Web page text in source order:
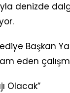
denizde
Başkan
eden
Olacak”